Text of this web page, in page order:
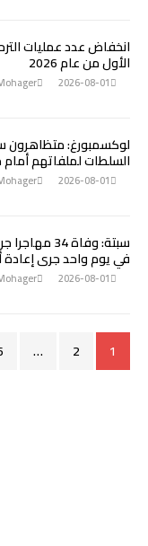
انخفاض عدد عمليات
الأول من عام 2026
2026-08-01
لوكسمبورغ: متظاهرون
السلطات لملفاتهم
2026-08-01
في يوم واحد جرى
2026-08-01
1
2
…